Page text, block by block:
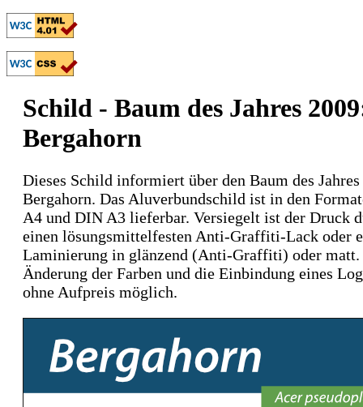
Schild - Baum des Jahres
Bergahorn
Dieses Schild informiert über den Baum des Jahres
Bergahorn. Das Aluverbundschild ist in den
A4 und DIN A3 lieferbar. Versiegelt ist der Druck
einen lösungsmittelfesten Anti-Graffiti-Lack oder
Laminierung in glänzend (Anti-Graffiti) oder matt.
Änderung der Farben und die Einbindung eines
ohne Aufpreis möglich.